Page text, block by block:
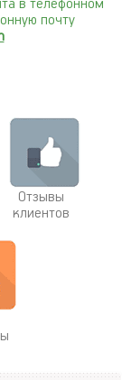
в телефонном
почту
Отзывы
клиентов